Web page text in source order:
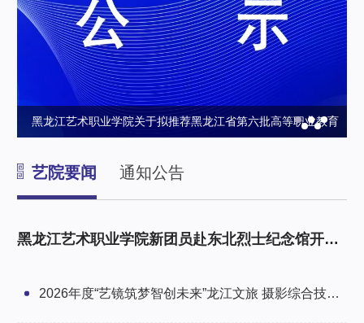
黑龙江艺术职业学院关于拟推荐黑龙江省第六批高等职业教育
优秀教学案例的公示
艺院要闻 通知公告
黑龙江艺术职业学院新团员赴东北烈士纪念馆开展
2026年度“艺镜筑梦智创未来”龙江文旅 摄影综合技能